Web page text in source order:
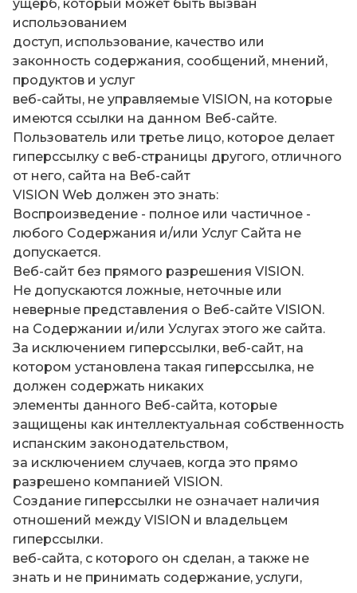
ущерб, который может быть вызван
использованием
доступ, использование, качество или
законность содержания, сообщений, мнений,
продуктов и услуг
веб-сайты, не управляемые VISION, на которые
имеются ссылки на данном Веб-сайте.
Пользователь или третье лицо, которое делает
гиперссылку с веб-страницы другого, отличного
от него, сайта на Веб-сайт
VISION Web должен это знать:
Воспроизведение - полное или частичное -
любого Содержания и/или Услуг Сайта не
допускается.
Веб-сайт без прямого разрешения VISION.
Не допускаются ложные, неточные или
неверные представления о Веб-сайте VISION.
на Содержании и/или Услугах этого же сайта.
За исключением гиперссылки, веб-сайт, на
котором установлена такая гиперссылка, не
должен содержать никаких
элементы данного Веб-сайта, которые
защищены как интеллектуальная собственность
испанским законодательством,
за исключением случаев, когда это прямо
разрешено компанией VISION.
Создание гиперссылки не означает наличия
отношений между VISION и владельцем
гиперссылки.
веб-сайта, с которого он сделан, а также не
знать и не принимать содержание, услуги,